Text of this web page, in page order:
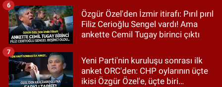
Özgür Özel'den İzmir itirafı: Pırıl pırıl
Filiz Cerioğlu Sengel vardı! Ama
ankette Cemil Tugay birinci çıktı
6
Yeni Parti'nin kuruluşu sonrası ilk
anket ORC'den: CHP oylarının üçte
ikisi Özgür Özel'e, üçte biri
7